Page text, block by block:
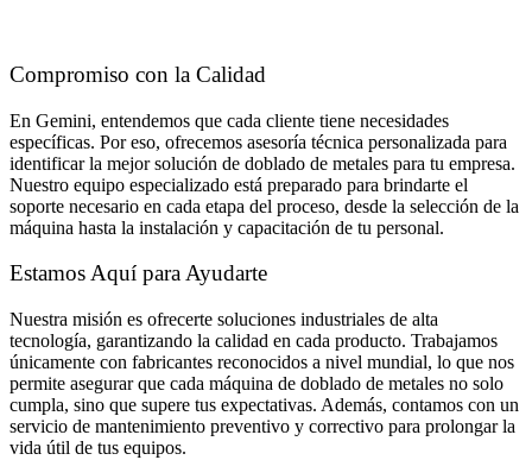
Compromiso con la Calidad
En Gemini, entendemos que cada cliente tiene necesidades
específicas. Por eso, ofrecemos asesoría técnica personalizada para
identificar la mejor solución de doblado de metales para tu empresa.
Nuestro equipo especializado está preparado para brindarte el
soporte necesario en cada etapa del proceso, desde la selección de la
máquina hasta la instalación y capacitación de tu personal.
Estamos Aquí para Ayudarte
Nuestra misión es ofrecerte soluciones industriales de alta
tecnología, garantizando la calidad en cada producto. Trabajamos
únicamente con fabricantes reconocidos a nivel mundial, lo que nos
permite asegurar que cada máquina de doblado de metales no solo
cumpla, sino que supere tus expectativas. Además, contamos con un
servicio de mantenimiento preventivo y correctivo para prolongar la
vida útil de tus equipos.